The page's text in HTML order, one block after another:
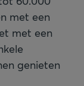
met een
met een
genieten